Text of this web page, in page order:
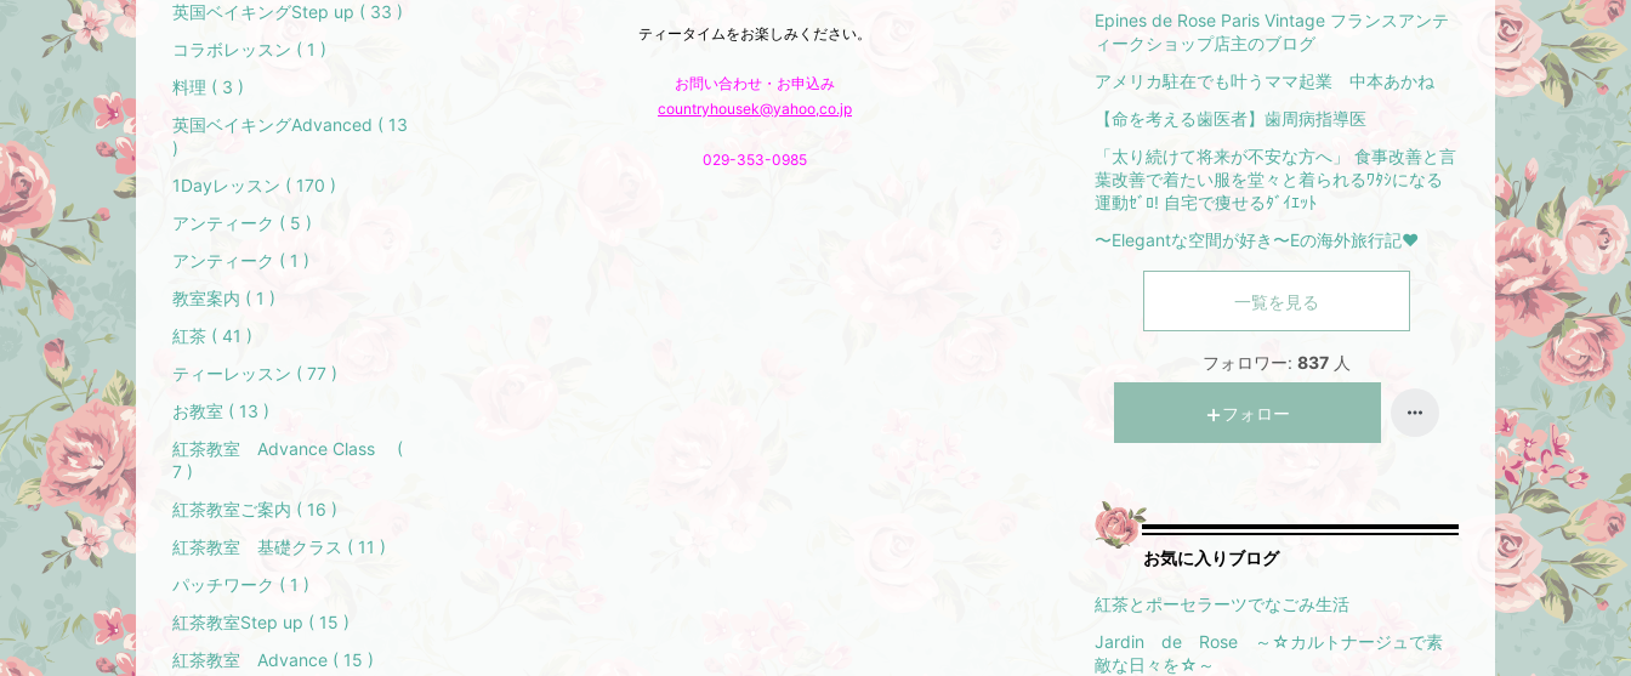
ティータイムをお楽しみください。
お問い合わせ・お申込み
countryhousek@yahoo,co.jp
029-353-0985
Epines de Rose Paris Vintage フランスアンテ
ィークショップ店主のブログ
アメリカ駐在でも叶うママ起業 中本あかね
【命を考える歯医者】歯周病指導医
「太り続けて将来が不安な方へ」 食事改善と言
葉改善で着たい服を堂々と着られるﾜﾀｼになる
運動ｾﾞﾛ! 自宅で痩せるﾀﾞｲｴｯﾄ
〜Elegantな空間が好き〜Eの海外旅行記❤︎
一覧を見る
フォロワー: 837 人
フォロー
お気に入りブログ
紅茶とポーセラーツでなごみ生活
Jardin de Rose ～☆カルトナージュで素
敵な日々を☆～
英国ベイキングStep up ( 33 )
コラボレッスン ( 1 )
料理 ( 3 )
英国ベイキングAdvanced ( 13
)
1Dayレッスン ( 170 )
アンティーク ( 5 )
アンティーク ( 1 )
教室案内 ( 1 )
紅茶 ( 41 )
ティーレッスン ( 77 )
お教室 ( 13 )
紅茶教室 Advance Class (
7 )
紅茶教室ご案内 ( 16 )
紅茶教室 基礎クラス ( 11 )
パッチワーク ( 1 )
紅茶教室Step up ( 15 )
紅茶教室 Advance ( 15 )